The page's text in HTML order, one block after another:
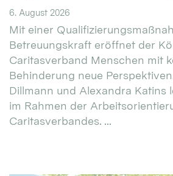
6. August 2026
Mit einer
Betreuungskraft eröffnet der
Caritasverband Menschen mit
Behinderung neue
Dillmann und Alexandra Katins
im Rahmen der
Caritasverbandes. ...